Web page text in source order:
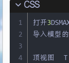
CSS
1
2
3
4
打开3
导入模型
顶视图 	T